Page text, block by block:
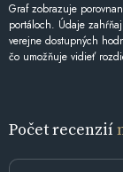
Graf zobrazuje
portáloch. Údaje
verejne dostupných
čo umožňuje vidieť
Počet recenzií